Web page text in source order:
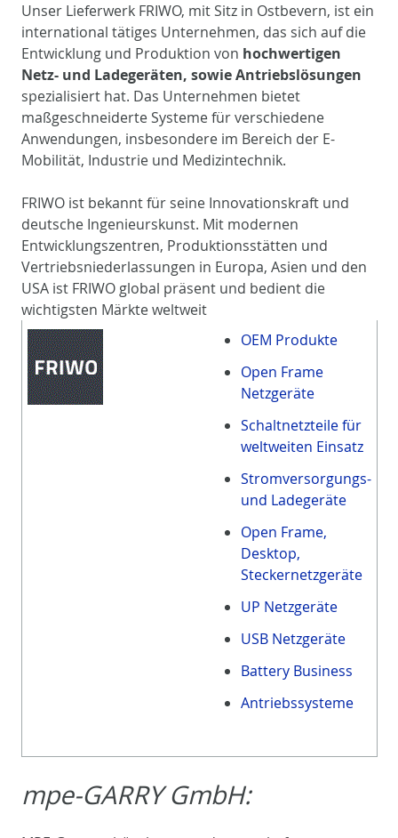
Unser Lieferwerk FRIWO, mit Sitz in Ostbevern, ist ein
international tätiges Unternehmen, das sich auf die
Entwicklung und Produktion von hochwertigen
Netz- und Ladegeräten, sowie Antriebslösungen
spezialisiert hat. Das Unternehmen bietet
maßgeschneiderte Systeme für verschiedene
Anwendungen, insbesondere im Bereich der E-
Mobilität, Industrie und Medizintechnik.
FRIWO ist bekannt für seine Innovationskraft und
deutsche Ingenieurskunst. Mit modernen
Entwicklungszentren, Produktionsstätten und
Vertriebsniederlassungen in Europa, Asien und den
USA ist FRIWO global präsent und bedient die
wichtigsten Märkte weltweit
OEM Produkte
Open Frame
Netzgeräte
Schaltnetzteile für
weltweiten Einsatz
Stromversorgungs-
und Ladegeräte
Open Frame,
Desktop,
Steckernetzgeräte
UP Netzgeräte
USB Netzgeräte
Battery Business
Antriebssysteme
mpe-GARRY GmbH: